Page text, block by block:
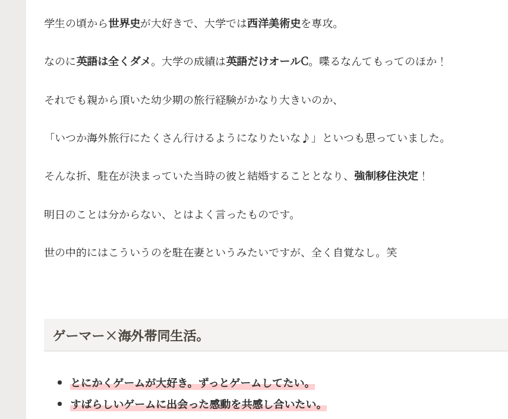
学生の頃から世界史が大好きで、大学では西洋美術史を専攻。
なのに英語は全くダメ。大学の成績は英語だけオールC。喋るなんてもってのほか！
それでも親から頂いた幼少期の旅行経験がかなり大きいのか、
「いつか海外旅行にたくさん行けるようになりたいな♪」といつも思っていました。
そんな折、駐在が決まっていた当時の彼と結婚することとなり、 強制移住決定 ！
明日のことは分からない、とはよく言ったものです。
世の中的にはこういうのを駐在妻というみたいですが、全く自覚なし。笑
ゲーマー×海外帯同生活。
とにかくゲームが大好き。ずっとゲームしてたい。
すばらしいゲームに出会った感動を共感し合いたい。